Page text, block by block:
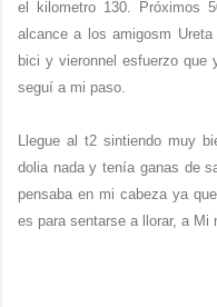
el kilometro 130. Próximos
alcance a los amigosm
bici y vieronnel esfuerzo que
seguí a mi paso.
Llegue al t2 sintiendo muy
dolia nada y tenía ganas de
pensaba en mi cabeza ya
es para sentarse a llorar, a Mi